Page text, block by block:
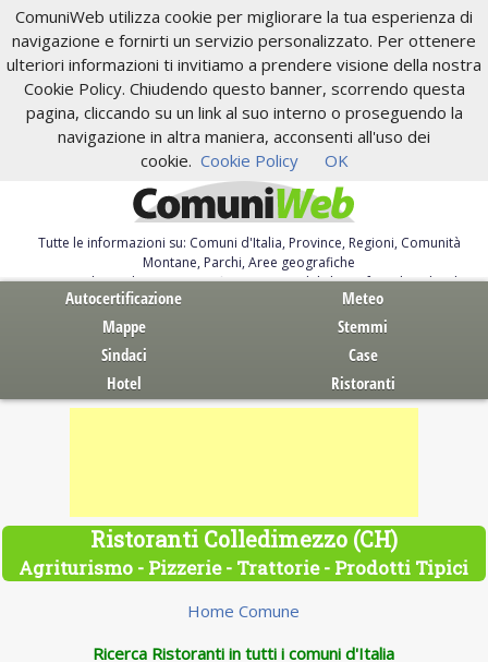
ComuniWeb utilizza cookie per migliorare la tua esperienza di
navigazione e fornirti un servizio personalizzato. Per ottenere
ulteriori informazioni ti invitiamo a prendere visione della nostra
Cookie Policy. Chiudendo questo banner, scorrendo questa
pagina, cliccando su un link al suo interno o proseguendo la
navigazione in altra maniera, acconsenti all'uso dei
cookie. Cookie Policy OK
Tutte le informazioni su: Comuni d'Italia, Province, Regioni, Comunità
Montane, Parchi, Aree geografiche
Servizi al Cittadino. Autocertificazione, moduli, leggi, free download
Autocertificazione
Meteo
Mappe
Stemmi
Sindaci
Case
Hotel
Ristoranti
Ristoranti Colledimezzo (CH)
Agriturismo - Pizzerie - Trattorie - Prodotti Tipici
Home Comune
Ricerca Ristoranti in tutti i comuni d'Italia